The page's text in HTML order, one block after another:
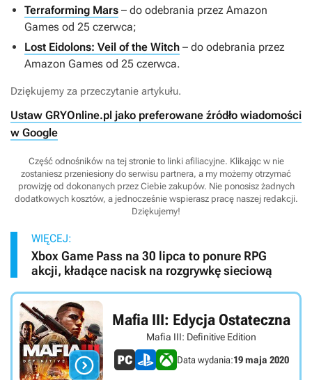
Terraforming Mars – do odebrania przez Amazon
Games od 25 czerwca;
Lost Eidolons: Veil of the Witch – do odebrania przez
Amazon Games od 25 czerwca.
Dziękujemy za przeczytanie artykułu.
Ustaw GRYOnline.pl jako preferowane źródło wiadomości
w Google
Część odnośników na tej stronie to linki afiliacyjne. Klikając w nie
zostaniesz przeniesiony do serwisu partnera, a my możemy otrzymać
prowizję od dokonanych przez Ciebie zakupów. Nie ponosisz żadnych
dodatkowych kosztów, a jednocześnie wspierasz pracę naszej redakcji.
Dziękujemy!
WIĘCEJ:
Xbox Game Pass na 30 lipca to ponure RPG
akcji, kładące nacisk na rozgrywkę sieciową

Mafia III: Edycja Ostateczna
Mafia III: Definitive Edition
Data wydania:19 maja 2020